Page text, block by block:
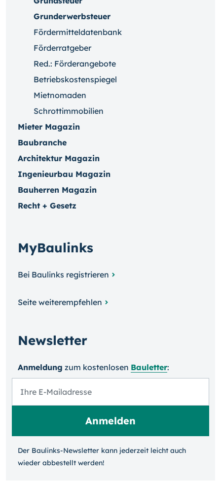
Grunderwerbsteuer
Fördermitteldatenbank
Förderratgeber
Red.: Förderangebote
Betriebskostenspiegel
Mietnomaden
Schrottimmobilien
Mieter Magazin
Baubranche
Architektur Magazin
Ingenieurbau Magazin
Bauherren Magazin
Recht + Gesetz
MyBaulinks
Bei Baulinks registrieren
Seite weiterempfehlen
Newsletter
Anmeldung zum kosten­losen Bauletter:
Der Baulinks-Newsletter kann jeder­zeit leicht auch
wieder ab­bestellt werden!